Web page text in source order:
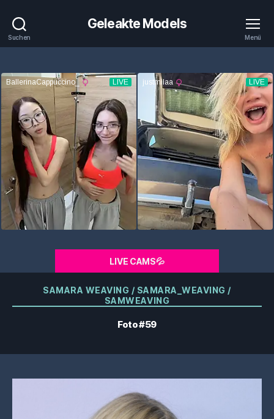
Suchen
Geleakte Models
Menü
LIVE CAMS💦
Kategorien
SAMARA WEAVING / SAMARA_WEAVING /
SAMWEAVING
Foto #59